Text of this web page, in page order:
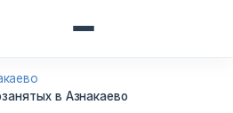
в Азнакаево